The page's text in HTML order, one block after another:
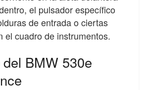
el pulsador específico
de entrada o ciertas
el cuadro de instrumentos.
BMW 530e